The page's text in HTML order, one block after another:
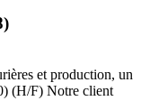
et production, un
(H/F) Notre client